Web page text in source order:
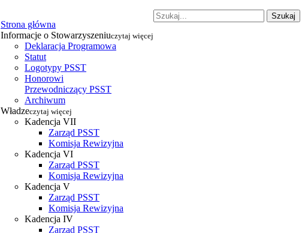
Szukaj
Strona główna
Informacje o Stowarzyszeniuczytaj więcej
Deklaracja Programowa
Statut
Logotypy PSST
Honorowi
Przewodniczący PSST
Archiwum
Władzeczytaj więcej
Kadencja VII
Zarząd PSST
Komisja Rewizyjna
Kadencja VI
Zarząd PSST
Komisja Rewizyjna
Kadencja V
Zarząd PSST
Komisja Rewizyjna
Kadencja IV
Zarząd PSST